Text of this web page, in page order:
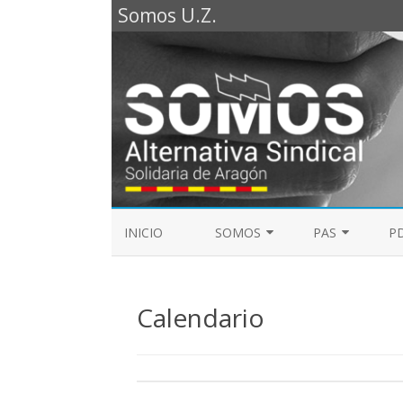
Somos U.Z.
INICIO SOMOS
REPRESENTANTES SOMOS PDI
PAS
Calendario